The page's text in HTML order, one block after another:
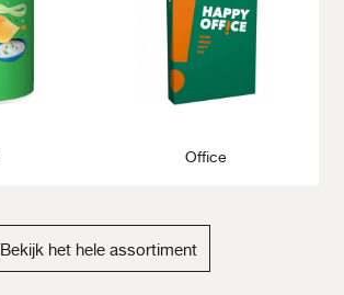
Office
Bekijk het hele assortiment